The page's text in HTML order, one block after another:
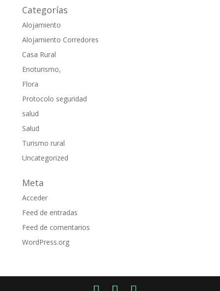
Categorías
Alojamiento
Alojamiento Corredores
Casa Rural
Enoturismo,
Flora
Protocolo seguridad
salud
Salud
Turismo rural
Uncategorized
Meta
Acceder
Feed de entradas
Feed de comentarios
WordPress.org